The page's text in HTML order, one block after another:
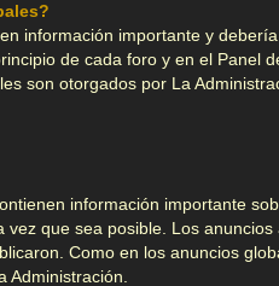
información importante y
de cada foro y en el Panel
son otorgados por La
información importante
vez que sea posible. Los
Como en los anuncios
Administración.